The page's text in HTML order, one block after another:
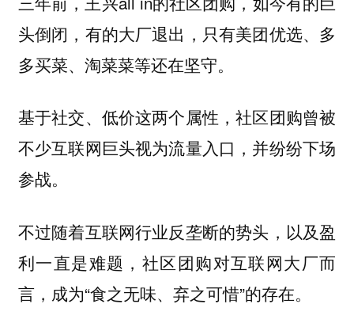
头倒闭，有的大厂退出，只有美团优选、多
多买菜、淘菜菜等还在坚守。
基于社交、低价这两个属性，社区团购曾被
不少互联网巨头视为流量入口，并纷纷下场
参战。
不过随着互联网行业反垄断的势头，以及盈
利一直是难题，社区团购对互联网大厂而
言，成为“食之无味、弃之可惜”的存在。